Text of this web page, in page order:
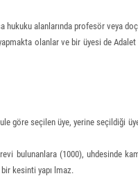
hukuku alanlarında profesör veya
olanlar ve bir üyesi de Adalet
göre seçilen üye, yerine seçildiği
bulunanlara (1000), uhdesinde
kesinti yapı lmaz.